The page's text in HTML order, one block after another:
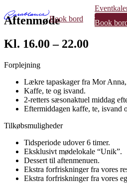
Book bord 34
Book
Aftenmøde
Kl. 16.00 – 22.00
Forplejning
Lækre tapaskager fra Mor Anna,
Kaffe, te og isvand.
2-retters sæsonaktuel middag
Eftermiddagen kaffe, te, isvand
Tilkøbsmuligheder
Tidsperiode udover 6 timer.
Eksklusivt mødelokale “Unik”.
Dessert til aftenmenuen.
Ekstra forfriskninger fra vores
Ekstra forfriskninger fra vores